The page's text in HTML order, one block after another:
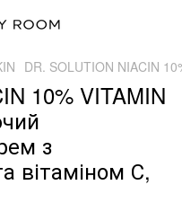
DR. SOLUTION NIACIN
10% VITAMIN
з
вітаміном С,